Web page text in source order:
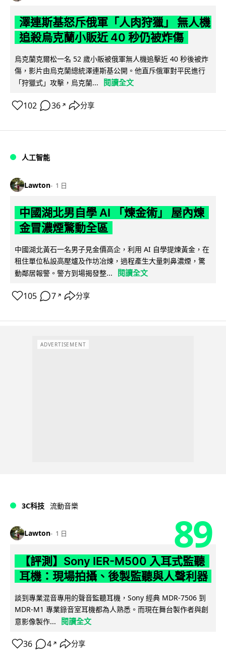
澤連斯基怒斥俄軍「人肉狩獵」 無人機
追殺烏克蘭小販近 40 秒仍被炸傷
烏克蘭克爾松一名 52 歲小販被俄軍無人機追擊近 40 秒後被炸
傷，影片由烏克蘭總統澤連斯基公開。他直斥俄軍對平民進行
「狩獵式」攻擊，烏克蘭...
閱讀全文
102 36 ↗ 分享
人工智能
Lawton 1 日
中國湖北男自學 AI 「煉金術」 屋內煉
金冒濃煙驚動全區
中國湖北黃石一名男子見金價高企，利用 AI 自學提煉黃金，在
租住單位私設高壓爐及作坊冶煉，過程產生大量刺鼻濃煙，驚
動鄰居報警。警方到場揭發整...
閱讀全文
105 7 ↗ 分享
ADVERTISEMENT
3C科技 流動音樂
Lawton 1 日 89
【評測】Sony IER-M500 入耳式監聽
耳機：現場拍攝、後製監聽與人聲利器
談到專業混音專用的聲音監聽耳機，Sony 經典 MDR-7506 到
MDR-M1 專業錄音室耳機都為人熟悉。而現在舞台製作者與創
意影像製作...
閱讀全文
36 4 ↗ 分享